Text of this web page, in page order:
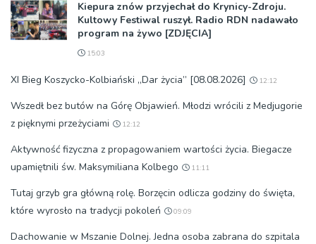
Kiepura znów przyjechał do Krynicy-Zdroju.
Kultowy Festiwal ruszył. Radio RDN nadawało
program na żywo [ZDJĘCIA]
15:03
XI Bieg Koszycko-Kolbiański „Dar życia” [08.08.2026] 12:12
Wszedł bez butów na Górę Objawień. Młodzi wrócili z Medjugorie
z pięknymi przeżyciami
12:12
Aktywność fizyczna z propagowaniem wartości życia. Biegacze
upamiętnili św. Maksymiliana Kolbego
11:11
Tutaj grzyb gra główną rolę. Borzęcin odlicza godziny do święta,
które wyrosło na tradycji pokoleń
09:09
Dachowanie w Mszanie Dolnej. Jedna osoba zabrana do szpitala